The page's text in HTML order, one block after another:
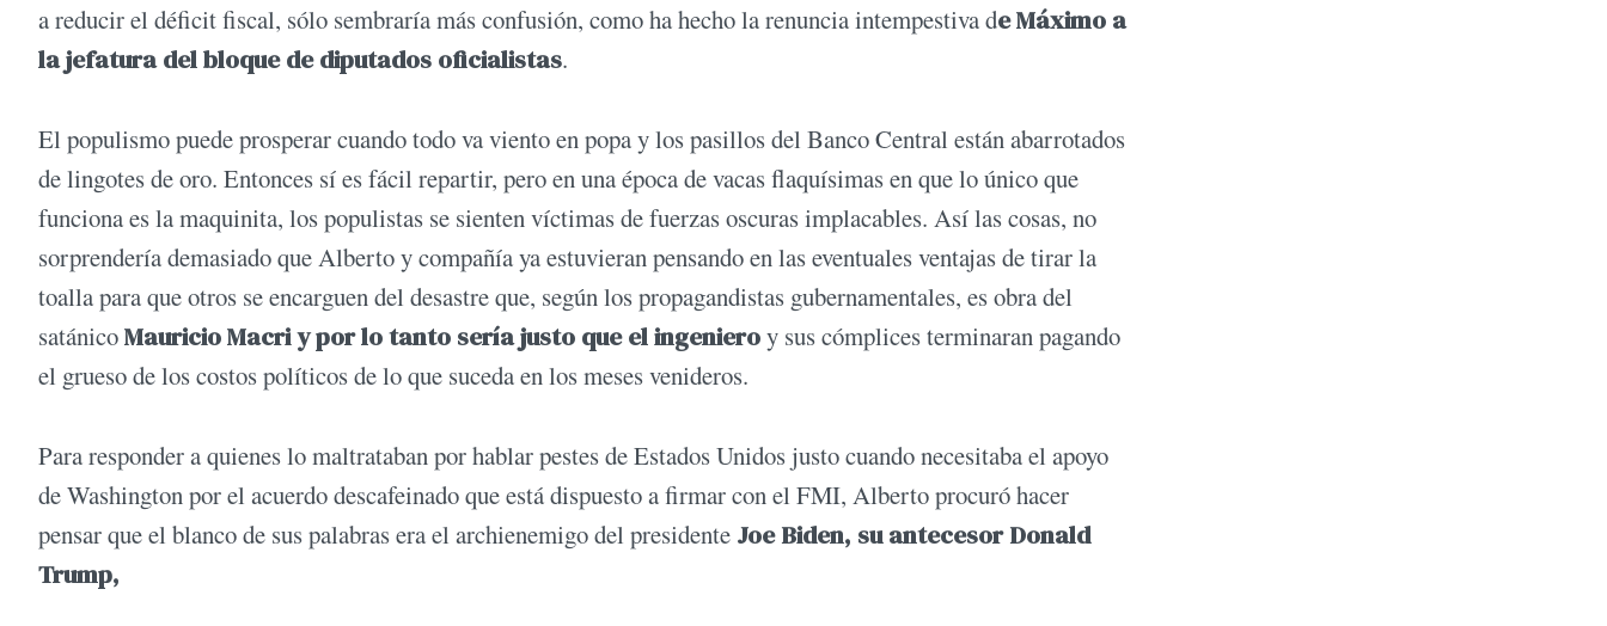
a reducir el déficit fiscal, sólo sembraría más confusión, como ha hecho la renuncia intempestiva de Máximo a
la jefatura del bloque de diputados oficialistas.
El populismo puede prosperar cuando todo va viento en popa y los pasillos del Banco Central están abarrotados
de lingotes de oro. Entonces sí es fácil repartir, pero en una época de vacas flaquísimas en que lo único que
funciona es la maquinita, los populistas se sienten víctimas de fuerzas oscuras implacables. Así las cosas, no
sorprendería demasiado que Alberto y compañía ya estuvieran pensando en las eventuales ventajas de tirar la
toalla para que otros se encarguen del desastre que, según los propagandistas gubernamentales, es obra del
satánicoMauricio Macri y por lo tanto sería justo que el ingenieroy sus cómplices terminaran pagando
el grueso de los costos políticos de lo que suceda en los meses venideros.
Para responder a quienes lo maltrataban por hablar pestes de Estados Unidos justo cuando necesitaba el apoyo
de Washington por el acuerdo descafeinado que está dispuesto a firmar con el FMI, Alberto procuró hacer
pensar que el blanco de sus palabras era el archienemigo del presidente Joe Biden, su antecesor Donald
Trump,